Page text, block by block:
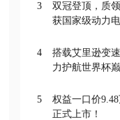
3
双冠登顶，质
获国家级动力
4
搭载艾里逊变
力护航世界杯
5
权益一口价
正式上市！